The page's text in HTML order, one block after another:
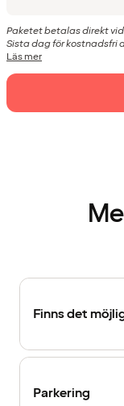
Paketet betalas direkt
Sista dag för kostnadsfri
Läs mer
Finns det
Parkering